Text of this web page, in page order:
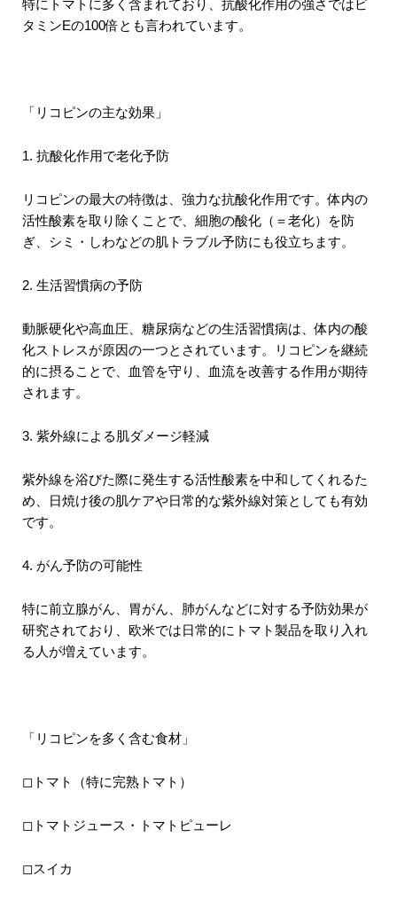
特にトマトに多く含まれており、抗酸化作用の強さではビ
タミンEの100倍とも言われています。
「リコピンの主な効果」
1. 抗酸化作用で老化予防
リコピンの最大の特徴は、強力な抗酸化作用です。体内の
活性酸素を取り除くことで、細胞の酸化（＝老化）を防
ぎ、シミ・しわなどの肌トラブル予防にも役立ちます。
2. 生活習慣病の予防
動脈硬化や高血圧、糖尿病などの生活習慣病は、体内の酸
化ストレスが原因の一つとされています。リコピンを継続
的に摂ることで、血管を守り、血流を改善する作用が期待
されます。
3. 紫外線による肌ダメージ軽減
紫外線を浴びた際に発生する活性酸素を中和してくれるた
め、日焼け後の肌ケアや日常的な紫外線対策としても有効
です。
4. がん予防の可能性
特に前立腺がん、胃がん、肺がんなどに対する予防効果が
研究されており、欧米では日常的にトマト製品を取り入れ
る人が増えています。
「リコピンを多く含む食材」
◻︎トマト（特に完熟トマト）
◻︎トマトジュース・トマトピューレ
◻︎スイカ